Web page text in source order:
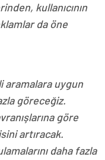
kullanıcının
da öne
aramalara uygun
göreceğiz.
göre
artıracak.
daha fazla